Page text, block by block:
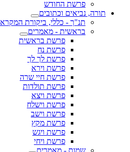
פרשת החודש
תורה, נביאים וכתובים
תנ"ך - כללי, ביקורת המקרא
בראשית - מאמרים
פרשת בראשית
פרשת נח
פרשת לך לך
פרשת וירא
פרשת חיי שרה
פרשת תולדות
פרשת ויצא
פרשת וישלח
פרשת וישב
פרשת מקץ
פרשת ויגש
פרשת ויחי